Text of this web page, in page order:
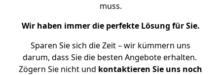
muss.
Wir haben immer die perfekte Lösung für Sie.
Sparen Sie sich die Zeit – wir kümmern uns
darum, dass Sie die besten Angebote erhalten.
Zögern Sie nicht und kontaktieren Sie uns noch